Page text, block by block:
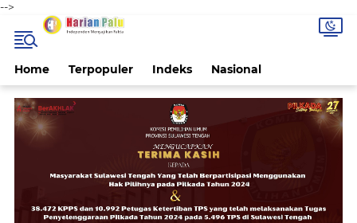
-->
Home Terpopuler Indeks Nasional